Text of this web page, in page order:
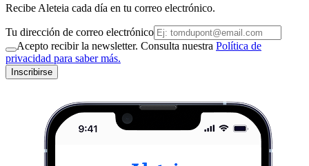
Recibe Aleteia cada día en tu correo electrónico.
Tu dirección de correo electrónico
Acepto recibir la newsletter. Consulta nuestra Política de
privacidad para saber más.
Inscribirse